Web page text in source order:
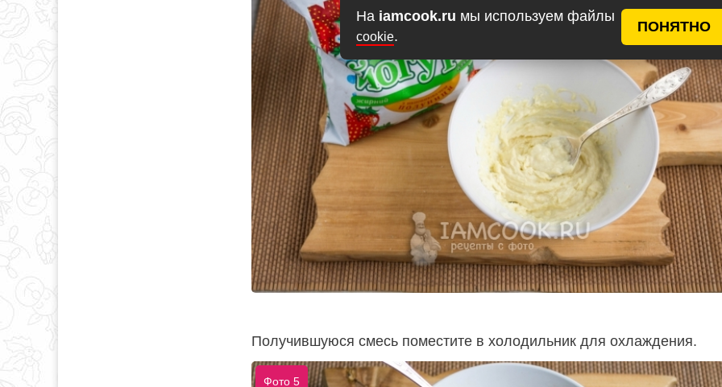
На iamcook.ru мы используем файлы
cookie.
ПОНЯТНО
Получившуюся смесь поместите в холодильник для охлаждения.
Фото 5